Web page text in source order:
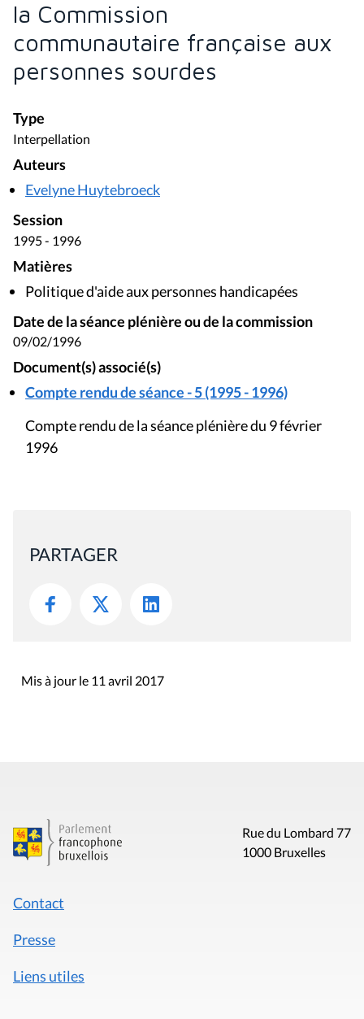
la Commission
communautaire française aux
personnes sourdes
Type
Interpellation
Auteurs
Evelyne Huytebroeck
Session
1995 - 1996
Matières
Politique d'aide aux personnes handicapées
Date de la séance plénière ou de la commission
09/02/1996
Document(s) associé(s)
Compte rendu de séance - 5 (1995 - 1996)
Compte rendu de la séance plénière du 9 février
1996
PARTAGER
Mis à jour le 11 avril 2017
Rue du Lombard 77
1000 Bruxelles
Contact
Presse
Liens utiles